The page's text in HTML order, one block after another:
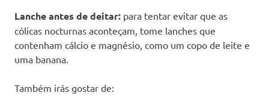
Lanche antes de deitar: para tentar evitar que as
cólicas nocturnas aconteçam, tome lanches que
contenham cálcio e magnésio, como um copo de leite e
uma banana.
Também irás gostar de: